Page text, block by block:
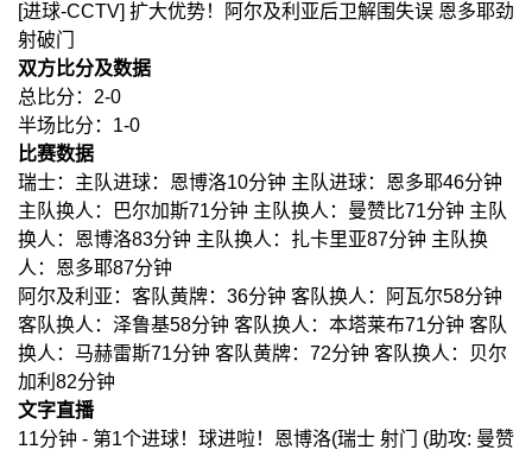
[进球-CCTV] 扩大优势！阿尔及利亚后卫解围失误 恩多耶劲
射破门
双方比分及数据
总比分：2-0
半场比分：1-0
比赛数据
瑞士：主队进球：恩博洛10分钟 主队进球：恩多耶46分钟
主队换人：巴尔加斯71分钟 主队换人：曼赞比71分钟 主队
换人：恩博洛83分钟 主队换人：扎卡里亚87分钟 主队换
人：恩多耶87分钟
阿尔及利亚：客队黄牌：36分钟 客队换人：阿瓦尔58分钟
客队换人：泽鲁基58分钟 客队换人：本塔莱布71分钟 客队
换人：马赫雷斯71分钟 客队黄牌：72分钟 客队换人：贝尔
加利82分钟
文字直播
11分钟 - 第1个进球！球进啦！恩博洛(瑞士 射门 (助攻: 曼赞